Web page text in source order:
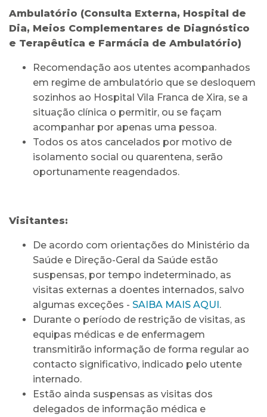
Ambulatório (Consulta Externa, Hospital de
Dia, Meios Complementares de Diagnóstico
e Terapêutica e Farmácia de Ambulatório)
Recomendação aos utentes acompanhados
em regime de ambulatório que se desloquem
sozinhos ao Hospital Vila Franca de Xira, se a
situação clínica o permitir, ou se façam
acompanhar por apenas uma pessoa.
Todos os atos cancelados por motivo de
isolamento social ou quarentena, serão
oportunamente reagendados.
Visitantes:
De acordo com orientações do Ministério da
Saúde e Direção-Geral da Saúde estão
suspensas, por tempo indeterminado, as
visitas externas a doentes internados, salvo
algumas exceções - SAIBA MAIS AQUI.
Durante o período de restrição de visitas, as
equipas médicas e de enfermagem
transmitirão informação de forma regular ao
contacto significativo, indicado pelo utente
internado.
Estão ainda suspensas as visitas dos
delegados de informação médica e